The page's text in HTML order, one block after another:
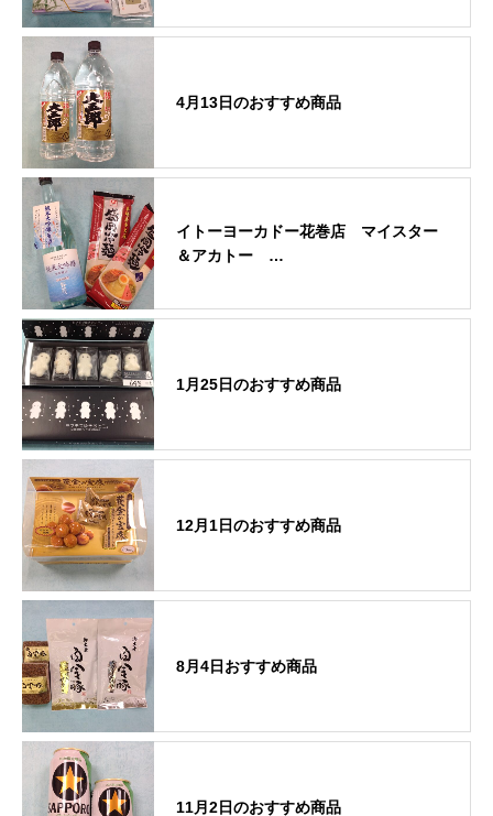
4月13日のおすすめ商品
イトーヨーカドー花巻店 マイスター
＆アカトー …
1月25日のおすすめ商品
12月1日のおすすめ商品
8月4日おすすめ商品
11月2日のおすすめ商品